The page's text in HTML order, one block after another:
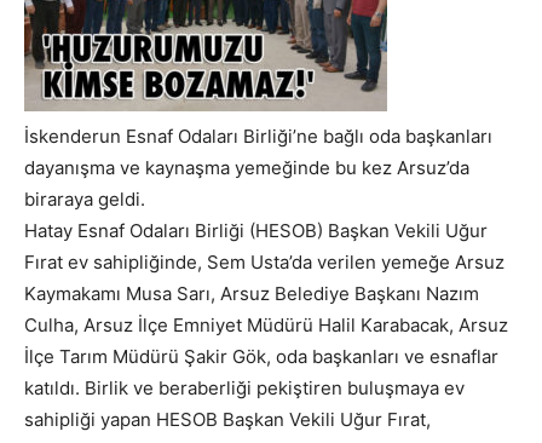
İskenderun Esnaf Odaları Birliği’ne bağlı oda başkanları
dayanışma ve kaynaşma yemeğinde bu kez Arsuz’da
biraraya geldi.
Hatay Esnaf Odaları Birliği (HESOB) Başkan Vekili Uğur
Fırat ev sahipliğinde, Sem Usta’da verilen yemeğe Arsuz
Kaymakamı Musa Sarı, Arsuz Belediye Başkanı Nazım
Culha, Arsuz İlçe Emniyet Müdürü Halil Karabacak, Arsuz
İlçe Tarım Müdürü Şakir Gök, oda başkanları ve esnaflar
katıldı. Birlik ve beraberliği pekiştiren buluşmaya ev
sahipliği yapan HESOB Başkan Vekili Uğur Fırat,